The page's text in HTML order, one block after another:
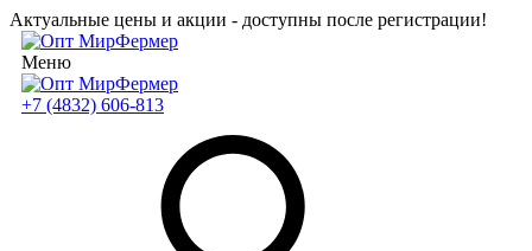
Актуальные цены и акции - доступны после регистрации!
Меню
+7 (4832) 606-813